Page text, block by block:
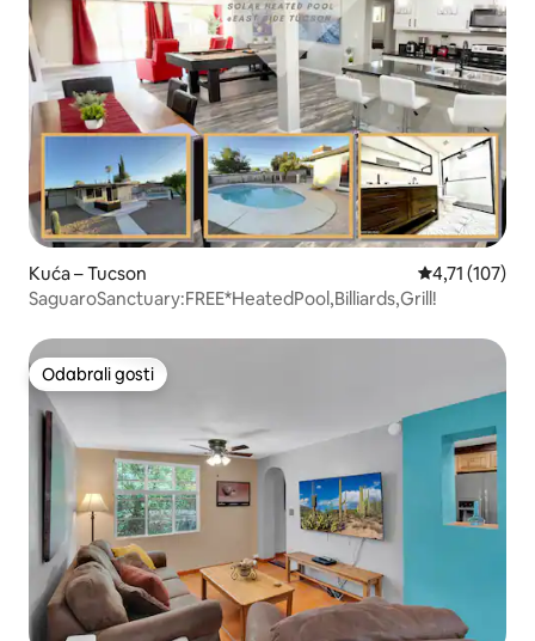
Kuća – Tucson Prosječna
4,71 (107)
SaguaroSanctuary:FREE*HeatedPool,Billiards,Grill!
Odabrali gosti
Odabrali gosti